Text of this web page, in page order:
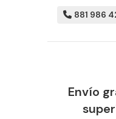
881 986
Envío